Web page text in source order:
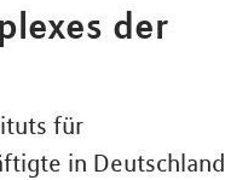
der
für
in Deutschland